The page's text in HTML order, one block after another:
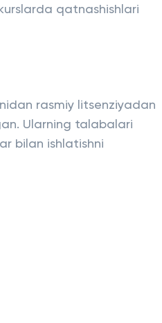
qatnashishlari
rasmiy litsenziyadan
Ularning talabalari
bilan ishlatishni